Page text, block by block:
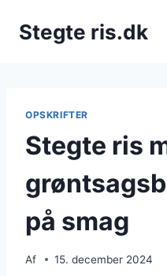
Stegte ris.dk
OPSKRIFTER
Stegte ris
på smag
Af 15. december 2024